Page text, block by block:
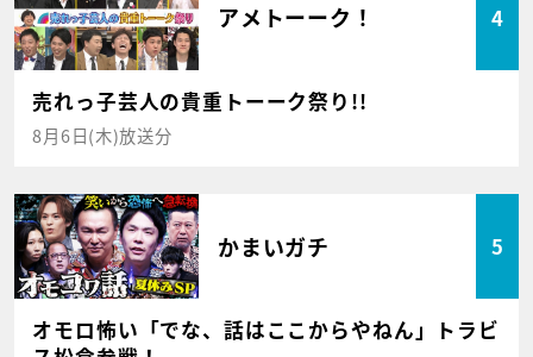
アメトーーク！ 4
売れっ子芸人の貴重トーーク祭り!!
8月6日(木)放送分
かまいガチ 5
オモロ怖い「でな、話はここからやねん」トラビ